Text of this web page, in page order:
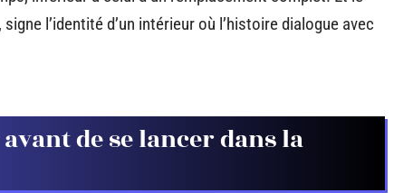
l’identité d’un intérieur où l’histoire dialogue avec
de se lancer dans la